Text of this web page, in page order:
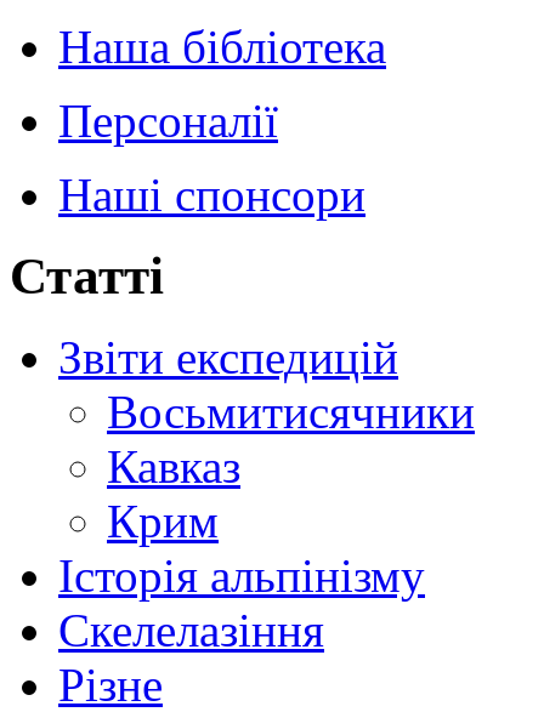
Наша бібліотека
Персоналії
Наші спонсори
Статті
Звіти експедицій
Восьмитисячники
Кавказ
Крим
Історія альпінізму
Скелелазіння
Різне